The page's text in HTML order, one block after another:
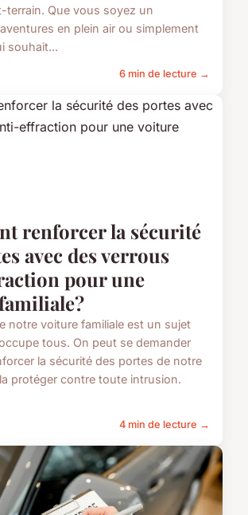
terrain. Que vous soyez un
en plein air ou simplement
souhait...
6 min de lecture →
renforcer la sécurité
avec des verrous
pour une
notre voiture familiale est un sujet
tous. On peut se demander
la sécurité des portes de notre
protéger contre toute intrusion.
4 min de lecture →